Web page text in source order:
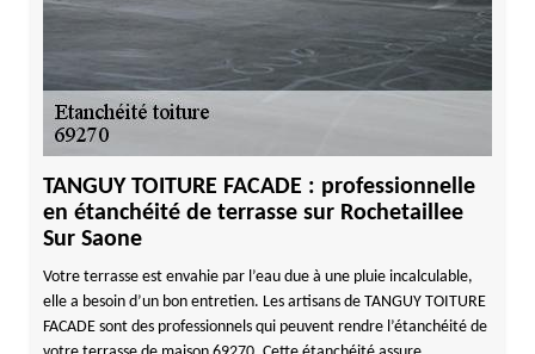
TANGUY TOITURE FACADE : professionnelle
en étanchéité de terrasse sur Rochetaillee
Sur Saone
Votre terrasse est envahie par l’eau due à une pluie incalculable,
elle a besoin d’un bon entretien. Les artisans de TANGUY TOITURE
FACADE sont des professionnels qui peuvent rendre l’étanchéité de